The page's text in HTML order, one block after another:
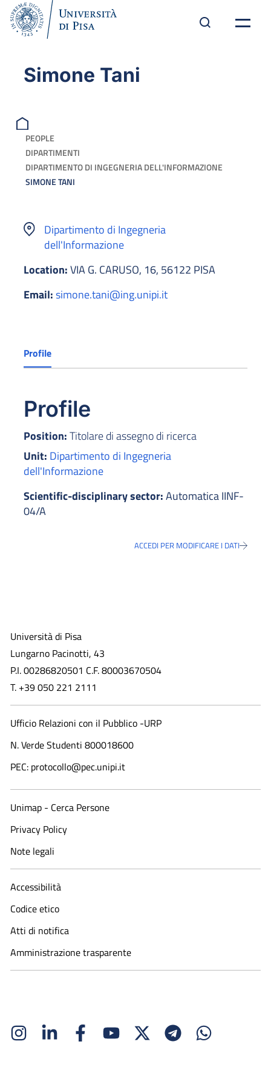
Simone Tani
PEOPLE
DIPARTIMENTI
DIPARTIMENTO DI INGEGNERIA DELL'INFORMAZIONE
SIMONE TANI
Dipartimento di Ingegneria
dell'Informazione
Location:VIA G. CARUSO, 16, 56122 PISA
Email:simone.tani@ing.unipi.it
Profile
Profile
Position:Titolare di assegno di ricerca
Unit: Dipartimento di Ingegneria
dell'Informazione
Scientific-disciplinary sector:Automatica IINF-
04/A
ACCEDI PER MODIFICARE I DATI
Università di Pisa
Lungarno Pacinotti, 43
P.I. 00286820501 C.F. 80003670504
T. +39 050 221 2111
Ufficio Relazioni con il Pubblico -URP
N. Verde Studenti 800018600​
PEC: protocollo@pec.unipi.it
Unimap - Cerca Persone
Privacy Policy
Note legali
Accessibilità
Codice etico
Atti di notifica
Amministrazione trasparente